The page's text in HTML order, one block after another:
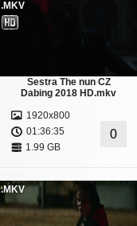
.MKV
Sestra The nun CZ
Dabing 2018 HD.mkv
1920x800
01:36:35
1.99 GB
0
.MKV